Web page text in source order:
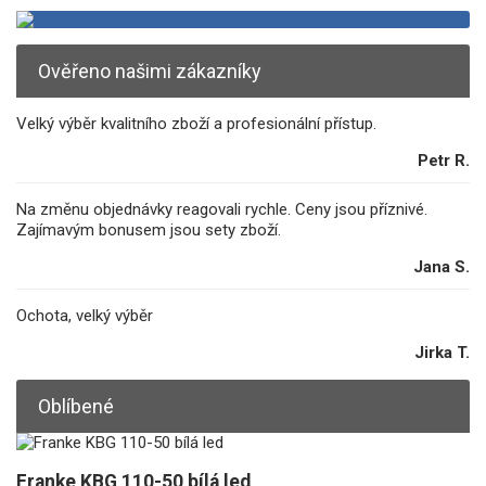
Ověřeno našimi zákazníky
Velký výběr kvalitního zboží a profesionální přístup.
Petr R.
Na změnu objednávky reagovali rychle. Ceny jsou příznivé.
Zajímavým bonusem jsou sety zboží.
Jana S.
Ochota, velký výběr
Jirka T.
Oblíbené